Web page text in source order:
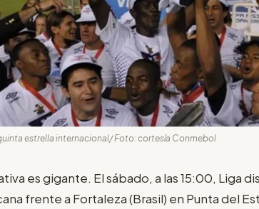
estrella internacional/ Foto: cortesía Conmebol
es gigante. El sábado, a las 15:00, Liga
frente a Fortaleza (Brasil) en Punta del